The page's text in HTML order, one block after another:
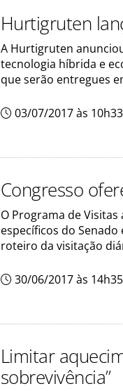
Hurtigruten
A Hurtigruten
tecnologia híbrida e
que serão entregues
03/07/2017 às 10h33
Congresso
O Programa de
específicos do
roteiro da visitação
30/06/2017 às 14h35
Limitar
sobrevivência”